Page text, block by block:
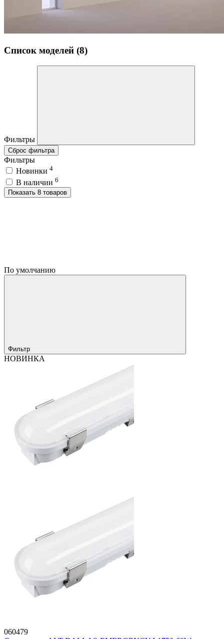
Список моделей (8)
Фильтры
Сброс фильтра
Фильтры
Новинки 4
В наличии 6
Показать 8 товаров
По умолчанию
Фильтр
НОВИНКА
060479